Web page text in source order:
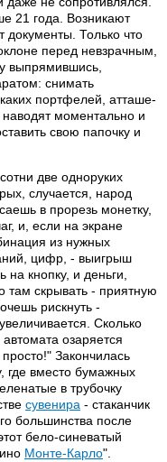
21 года. Возникают
документы. Только что
перед невзрачным,
выпрямившись,
снимать
портфелей, атташе-
моментально и
свою папочку и
две одноруких
случается, народ
в прорезь монетку,
и, если на экране
из нужных
цифр, - выигрыш
кнопку, и деньги,
там скрывать - приятную
рискнуть -
Сколько
озаряется
Закончилась
где вместо бумажных
в трубочку
сувенира - стаканчик
большинства после
бело-синеватый
Монте-Карло".